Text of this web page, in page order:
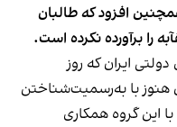
افزود که طالبان
را برآورده نکرده است.
ایران که روز
هنوز با به‌رسمیت‌شناختن
با این گروه همکاری